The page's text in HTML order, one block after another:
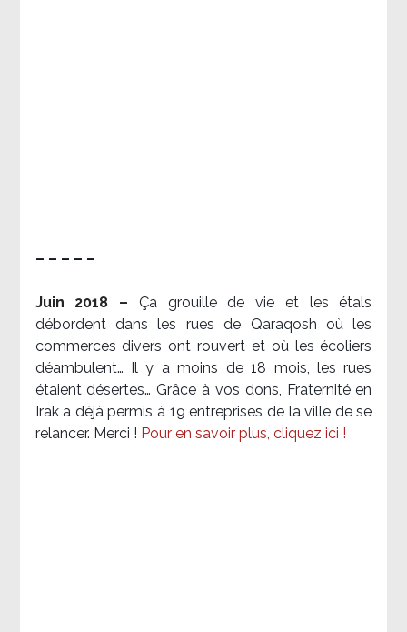
– – – – –
Juin 2018 – Ça grouille de vie et les étals
débordent dans les rues de Qaraqosh où les
commerces divers ont rouvert et où les écoliers
déambulent… Il y a moins de 18 mois, les rues
étaient désertes… Grâce à vos dons, Fraternité en
Irak a déjà permis à 19 entreprises de la ville de se
relancer. Merci ! Pour en savoir plus, cliquez ici !